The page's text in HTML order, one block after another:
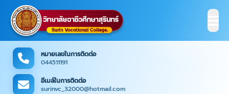
หมายเลขในการติดต่อ
044511191
อีเมล์ในการติดต่อ
surinvc_32000@hotmail.com